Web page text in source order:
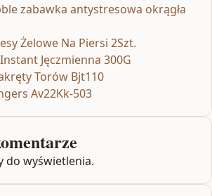
zabawka antystresowa okrągła
Żelowe Na Piersi 2Szt.
Jęczmienna 300G
Torów Bjt110
Av22Kk-503
do wyświetlenia.